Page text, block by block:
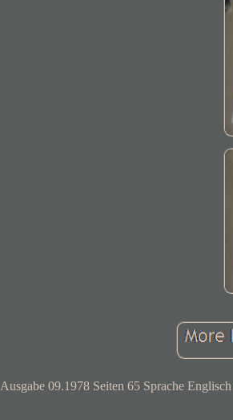
Ausgabe 09.1978 Seiten 65 Sprache